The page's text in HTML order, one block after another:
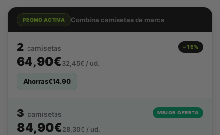
PROMO ACTIVA Combina camisetas de marca
2 camisetas −19%
64,90€32,45€ / ud.
Ahorras€14.90
3 camisetas MEJOR OFERTA
84,90€28,30€ / ud.